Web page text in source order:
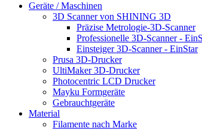
Geräte / Maschinen
3D Scanner von SHINING 3D
Präzise Metrologie-3D-Scanner
Professionelle 3D-Scanner -
Einsteiger 3D-Scanner - EinStar
Prusa 3D-Drucker
UltiMaker 3D-Drucker
Photocentric LCD Drucker
Mayku Formgeräte
Gebrauchtgeräte
Material
Filamente nach Marke